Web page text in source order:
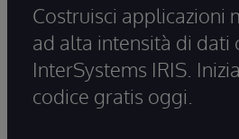
Costruisci applicazioni
ad alta intensità di dati
InterSystems IRIS.
codice gratis oggi.